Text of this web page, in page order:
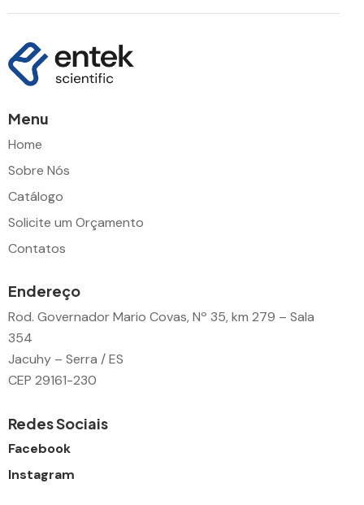
Menu
Home
Sobre Nós
Catálogo
Solicite um Orçamento
Contatos
Endereço
Rod. Governador Mario Covas, Nº 35, km 279 – Sala
354
Jacuhy – Serra / ES
CEP 29161-230
Redes Sociais
Facebook
Instagram